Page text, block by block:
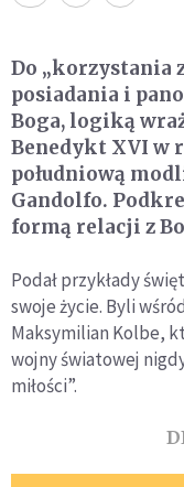
Do „korzystania
posiadania i
Boga, logiką
Benedykt XVI w
południową
Gandolfo.
formą relacji z
Podał przykłady
swoje życie. Byli
Maksymilian Kolbe,
wojny światowej
miłości”.